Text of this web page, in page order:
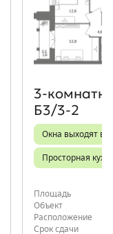
Б3/3-2
Окна выходят во
Просторная
Площадь
Объект
Расположение
Срок сдачи